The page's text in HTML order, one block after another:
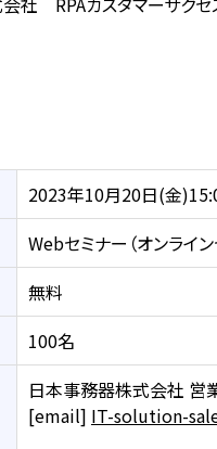
2023年10月20日(金
Webセミナー（オンライン
無料
100名
日本事務器株式会社 営
[email] IT-solution-